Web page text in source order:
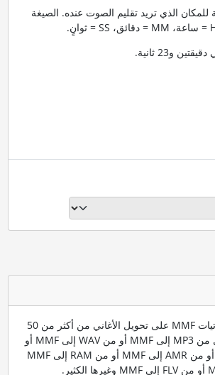
للمكان الذي تريد تقليم الصوت عنده. الصيغة
تعمل أداة تحويل صوتيات MMF على تحويل الأغاني من أكثر من 50
صيغة تتضمن التحويل من MP3 إلى MMF أو من WAV إلى MMF أو
من OGG إلى MMF أو من AMR إلى MMF أو من RAM إلى MMF